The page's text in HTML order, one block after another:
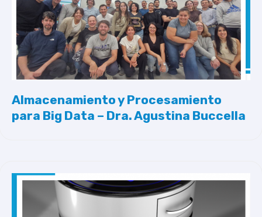
Almacenamiento y Procesamiento
para Big Data – Dra. Agustina Buccella